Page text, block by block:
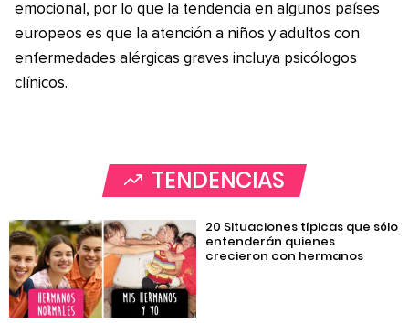
emocional, por lo que la tendencia en algunos países
europeos es que la atención a niños y adultos con
enfermedades alérgicas graves incluya psicólogos
clínicos.
TENDENCIAS
20 Situaciones típicas que sólo
entenderán quienes
crecieron con hermanos